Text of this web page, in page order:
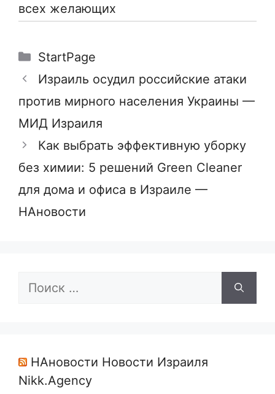
всех желающих
Рубрики
StartPage
Израиль осудил российские атаки
против мирного населения Украины —
МИД Израиля
Как выбрать эффективную уборку
без химии: 5 решений Green Cleaner
для дома и офиса в Израиле —
НАновости
Поиск:
НАновости Новости Израиля
Nikk.Agency